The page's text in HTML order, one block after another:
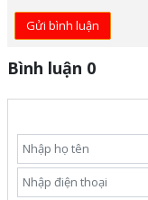
Gửi bình luận
Bình luận 0